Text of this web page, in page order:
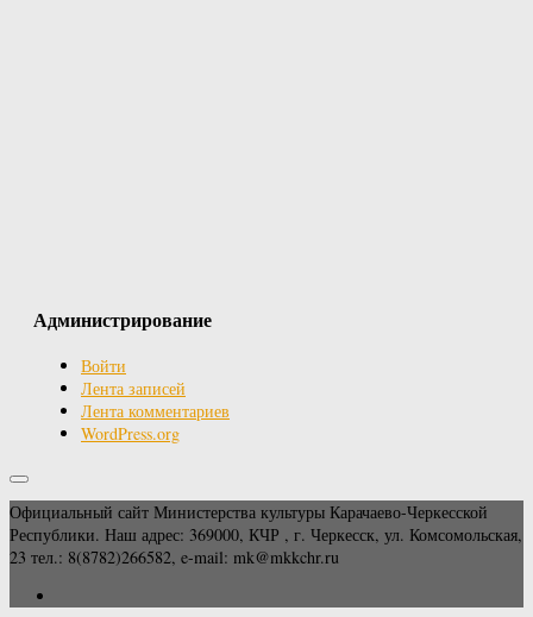
Администрирование
Войти
Лента записей
Лента комментариев
WordPress.org
Официальный сайт Министерства культуры Карачаево-Черкесской
Республики. Наш адрес: 369000, КЧР , г. Черкесск, ул. Комсомольская,
23 тел.: 8(8782)266582, e-mail: mk@mkkchr.ru